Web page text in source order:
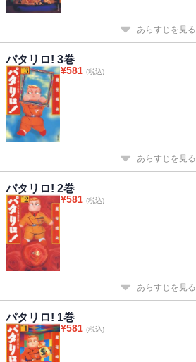
あらすじを見る
パタリロ! 3巻
¥581 (税込)
あらすじを見る
パタリロ! 2巻
¥581 (税込)
あらすじを見る
パタリロ! 1巻
¥581 (税込)